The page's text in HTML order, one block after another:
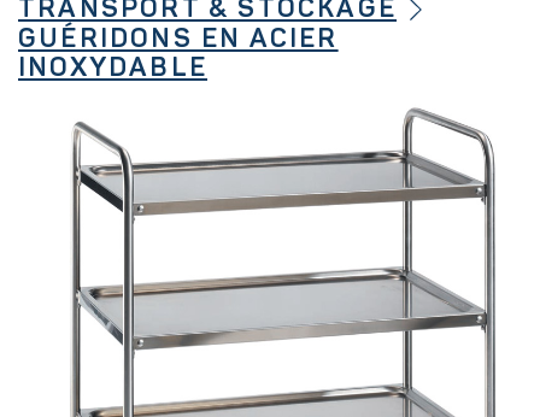
TRANSPORT & STOCKAGE
GUÉRIDONS EN ACIER
INOXYDABLE